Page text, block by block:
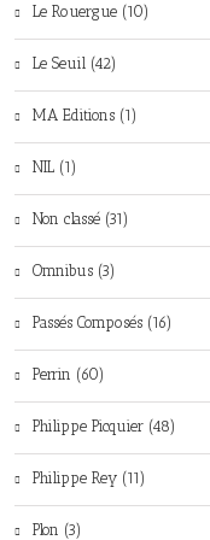
Le Rouergue (10)
Le Seuil (42)
MA Editions (1)
NIL (1)
Non classé (31)
Omnibus (3)
Passés Composés (16)
Perrin (60)
Philippe Picquier (48)
Philippe Rey (11)
Plon (3)